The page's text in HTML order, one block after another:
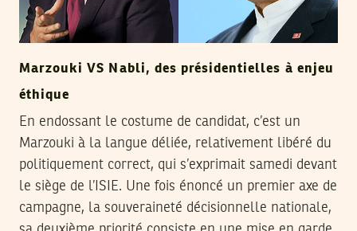
Marzouki VS Nabli, des présidentielles à enjeu
éthique
En endossant le costume de candidat, c’est un
Marzouki à la langue déliée, relativement libéré du
politiquement correct, qui s’exprimait samedi devant
le siège de l’ISIE. Une fois énoncé un premier axe de
campagne, la souveraineté décisionnelle nationale,